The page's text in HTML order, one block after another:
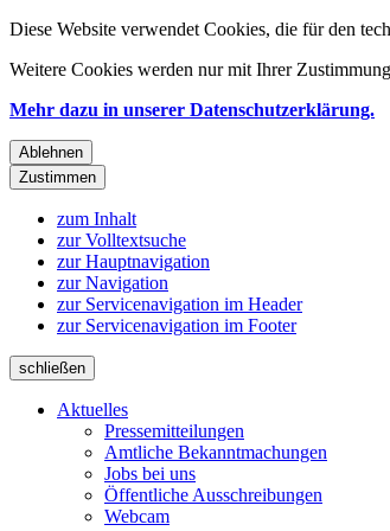
Diese Website verwendet Cookies, die für den
Weitere Cookies werden nur mit Ihrer
Mehr dazu in unserer Datenschutzerklärung.
Ablehnen
Zustimmen
zum Inhalt
zur Volltextsuche
zur Hauptnavigation
zur Navigation
zur Servicenavigation im Header
zur Servicenavigation im Footer
schließen
Aktuelles
Pressemitteilungen
Amtliche Bekanntmachungen
Jobs bei uns
Öffentliche Ausschreibungen
Webcam